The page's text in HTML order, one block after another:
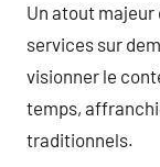
Un atout majeur
services sur
visionner le
temps,
traditionnels.